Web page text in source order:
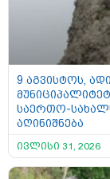
9 აგვისტოს,
საერთო-
აღინიშნება
ივლისი 31, 2026